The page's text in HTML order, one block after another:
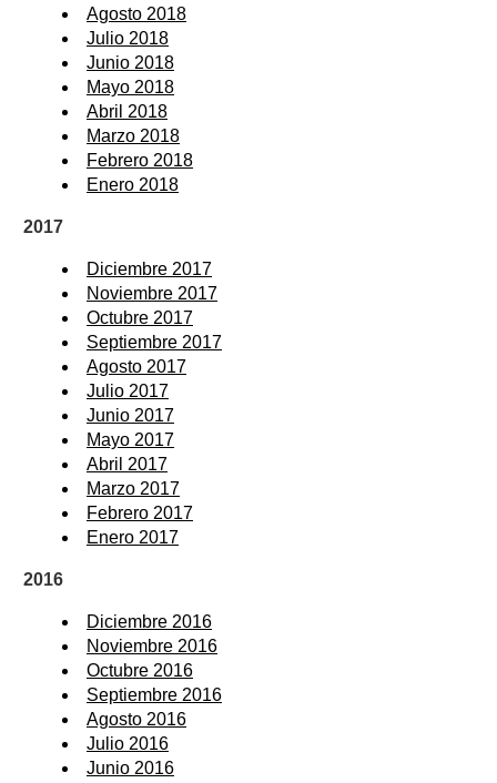
Agosto 2018
Julio 2018
Junio 2018
Mayo 2018
Abril 2018
Marzo 2018
Febrero 2018
Enero 2018
2017
Diciembre 2017
Noviembre 2017
Octubre 2017
Septiembre 2017
Agosto 2017
Julio 2017
Junio 2017
Mayo 2017
Abril 2017
Marzo 2017
Febrero 2017
Enero 2017
2016
Diciembre 2016
Noviembre 2016
Octubre 2016
Septiembre 2016
Agosto 2016
Julio 2016
Junio 2016